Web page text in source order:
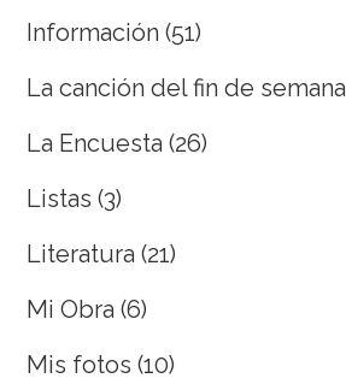
Información (51)
La canción del fin de semana
La Encuesta (26)
Listas (3)
Literatura (21)
Mi Obra (6)
Mis fotos (10)